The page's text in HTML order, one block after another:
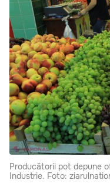
Producătorii pot depune
Industrie. Foto: